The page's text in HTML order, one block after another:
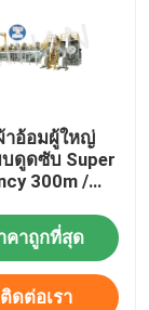
าอ้อมผู้ใหญ่
ดูดซับ Super
300m /
คาถูกที่สุด
ติดต่อเรา